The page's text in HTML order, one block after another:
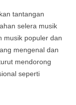
tantangan
selera musik
musik populer dan
mengenal dan
mendorong
seperti